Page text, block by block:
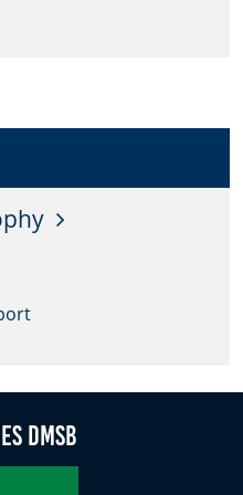
DMSB
zu
der Website.